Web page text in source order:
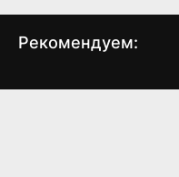
Рекомендуем:
Цена справедливости